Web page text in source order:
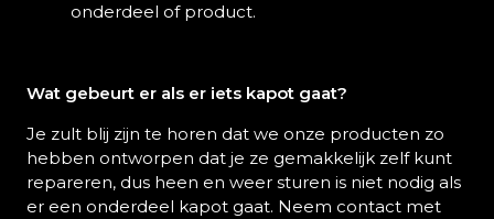
onderdeel of product.
Wat gebeurt er als er iets kapot gaat?
Je zult blij zijn te horen dat we onze producten zo
hebben ontworpen dat je ze gemakkelijk zelf kunt
repareren, dus heen en weer sturen is niet nodig als
er een onderdeel kapot gaat. Neem contact met